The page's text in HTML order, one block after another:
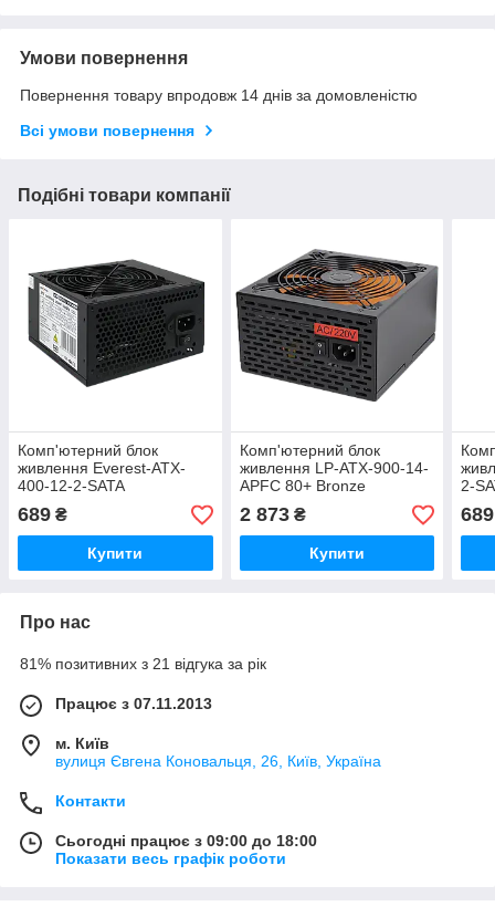
Умови повернення
Повернення товару впродовж 14 днів за домовленістю
Всі умови повернення
Подібні товари компанії
Комп'ютерний блок
живлення Everest-ATX-
400-12-2-SATA
689 ₴
Купити
Комп'ютерний блок
живлення LP-ATX-900-14-
APFC 80+ Bronze
2 873₴
Купити
2-
689
Про нас
81% позитивних з 21 відгука за рік
Працює з 07.11.2013
м. Київ
вулиця Євгена Коновальця, 26, Київ, Україна
Контакти
Сьогодні працює з 09:00 до 18:00
Показати весь графік роботи